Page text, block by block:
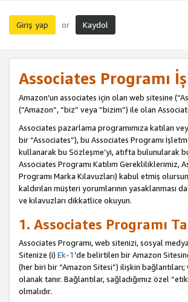
Giriş yap or Kaydol
Associates Programı
Amazon'un associates için olan web sitesine
(“Amazon”, “biz” veya “bizim”) ile olan
Associates pazarlama programımıza katılan
bir “Associates”), bu Associates Programı
kullanarak bu Sözleşme’yi, atıfta bulunularak
Associates Programı Katılım Gerekliliklerimiz,
Programı Marka Kılavuzları) kabul etmiş
kaldırılan müşteri yorumlarının
ve kılavuzları dikkatlice okuyun.
1. Associates Programı
Associates Programı, web sitenizi, sosyal
Sitenize (i) Ek-1’de belirtilen bir Amazon
(her biri bir “Amazon Sitesi”) ilişkin
olanak tanır. Bağlantılar, sağladığımız özel
olmalıdır.